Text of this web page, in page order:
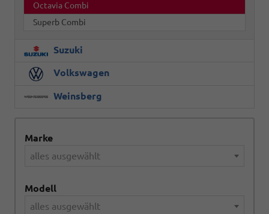
Octavia Combi
Superb Combi
Suzuki
Volkswagen
Weinsberg
Marke
alles ausgewählt
Modell
alles ausgewählt